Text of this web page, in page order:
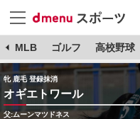
MLB ゴルフ 高校野球
牝 鹿毛 登録抹消
オギエトワール
父:ムーンマツドネス